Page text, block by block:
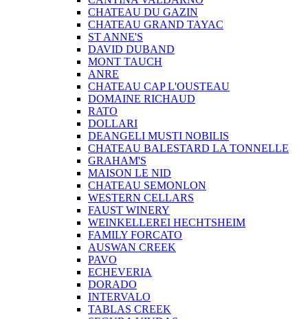
CHATEAU DU GAZIN
CHATEAU GRAND TAYAC
ST ANNE'S
DAVID DUBAND
MONT TAUCH
ANRE
CHATEAU CAP L'OUSTEAU
DOMAINE RICHAUD
RATO
DOLLARI
DEANGELI MUSTI NOBILIS
CHATEAU BALESTARD LA TONNELLE
GRAHAM'S
MAISON LE NID
CHATEAU SEMONLON
WESTERN CELLARS
FAUST WINERY
WEINKELLEREI HECHTSHEIM
FAMILY FORCATO
AUSWAN CREEK
PAVO
ECHEVERIA
DORADO
INTERVALO
TABLAS CREEK